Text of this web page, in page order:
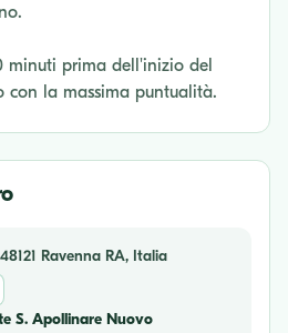
minuti prima dell'inizio del
con la massima puntualità.
Ravenna RA, Italia
S. Apollinare Nuovo